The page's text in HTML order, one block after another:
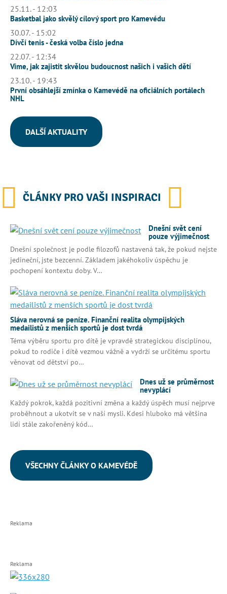
25.11. - 12:03
Basketbal jako skvělý cílový sport pro Kamevédu
30.07. - 15:02
Dívčí tenis - česká volba číslo jedna
22.07. - 12:34
Víme, jak zajistit skvělou budoucnost našich i vašich dětí
23.10. - 19:43
První obsáhlejší zmínka o Kamevédě na oficiálních portálech
NHL
DALŠÍ AKTUALITY
ČLÁNKY PRO VAŠI INSPIRACI
Dnešní svět cení
pouze výjimečnost
Dnešní společnost je podle filozofů nastavená tak, že pokud nejste
jedineční, jste bezcenní. Základem jakéhokoliv úspěchu je
pochopení kontextu doby. V…
Sláva nerovná se peníze. Finanční realita olympijských
medailistů z menších sportů je dost tvrdá
Téma výběru sportu pro dítě je vpravdě strategickou disciplínou,
pokud to rodiče i dítě vezmou vážně a vydrží se určitému sportu
věnovat od dětství po…
Dnes už se průměrnost
nevyplácí
Každý pokrok, každá pozitivní změna a každý úspěch musí nejprve
proběhnout a ukotvit se v naší mysli. Kdesi hluboko má většina
lidí stále zakořeněný kód…
VŠECHNY ČLÁNKY O KAMEVÉDĚ
Reklama
Reklama